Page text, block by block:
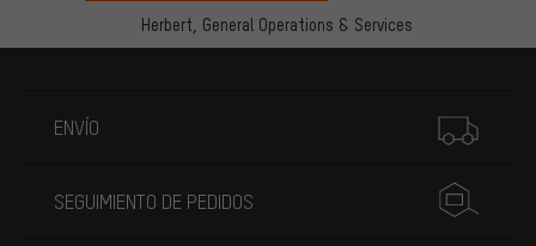
Herbert, General Operations & Services
ENVÍO
SEGUIMIENTO DE PEDIDOS